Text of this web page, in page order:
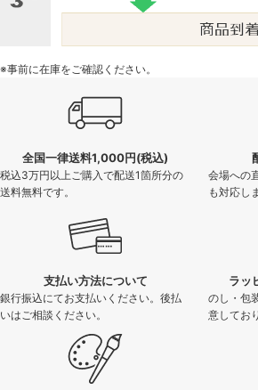
※事前に在庫をご確認ください。
全国一律送料1,000円(税込)
税込3万円以上ご購入で配送1箇所分の
送料無料です。
会場への
も対応し
支払い方法について
銀行振込にてお支払いください。後払
いはご相談ください。
ラッ
のし・包
意してお